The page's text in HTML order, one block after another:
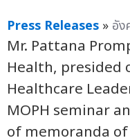
Press Releases » อัง
Mr. Pattana
Health, presided
Healthcare
MOPH seminar
of memoranda